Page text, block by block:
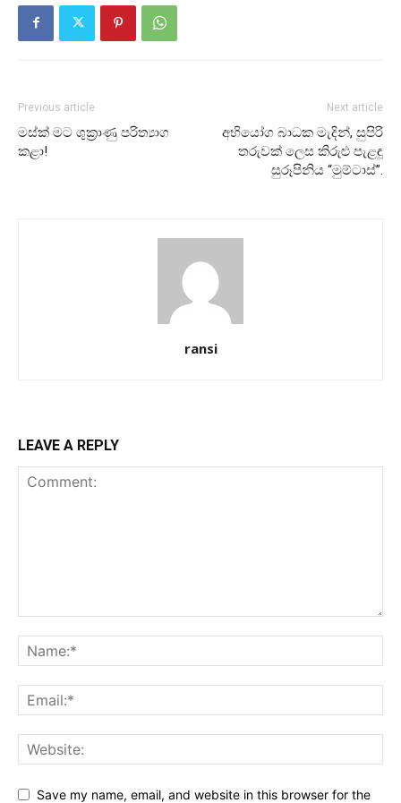
Previous article
මස්ක් මට ශුක්‍රාණු පරිත්‍යාග
කළා!
Next article
අභියෝග බාධක මැදින්, සුපිරි
තරුවක් ලෙස කිරුළු පැළඳූ
සුරූපිනිය “මුම්ටාස්”.
ransi
LEAVE A REPLY
Save my name, email, and website in this browser for the